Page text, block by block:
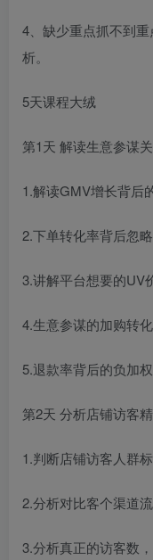
4、缺少重点抓不到
析。
5天课程大绒
第1天 解读生意参谋
1.解读GMV增长背后
2.下单转化率背后忽
3.讲解平台想要的UV
4.生意参谋的加购转
5.退款率背后的负加
第2天 分析店铺访客
1.判断店铺访客人群
2.分析对比客个渠道
3.分析真正的访客数